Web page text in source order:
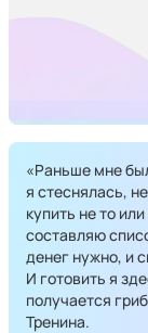
«Раньше мне
я стеснялась,
купить не то
составляю
денег нужно, и
И готовить я
получается
Тренина.